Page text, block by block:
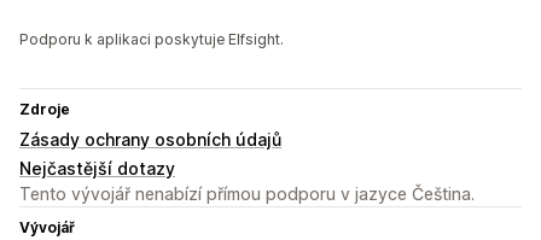
Podporu k aplikaci poskytuje Elfsight.
Zdroje
Zásady ochrany osobních údajů
Nejčastější dotazy
Tento vývojář nenabízí přímou podporu v jazyce Čeština.
Vývojář